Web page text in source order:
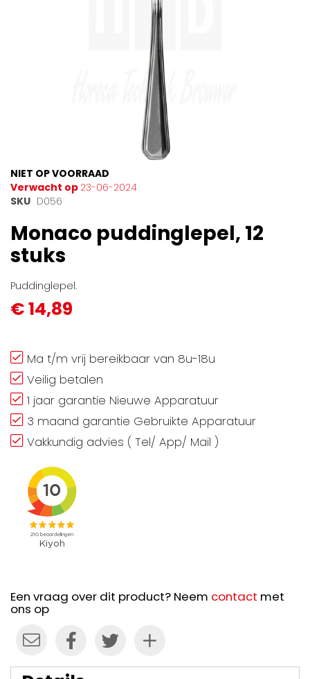
Ga
naar
het
van
de
afbeeldingen-
NIET OP VOORRAAD
Verwacht op 23-06-2024
SKU D056
Monaco puddinglepel, 12
stuks
Puddinglepel.
€ 14,89
Ma t/m vrij bereikbaar van 8u-18u
Veilig betalen
1 jaar garantie Nieuwe Apparatuur
3 maand garantie Gebruikte Apparatuur
Vakkundig advies ( Tel/ App/ Mail )
Een vraag over dit product? Neem contact met
ons op